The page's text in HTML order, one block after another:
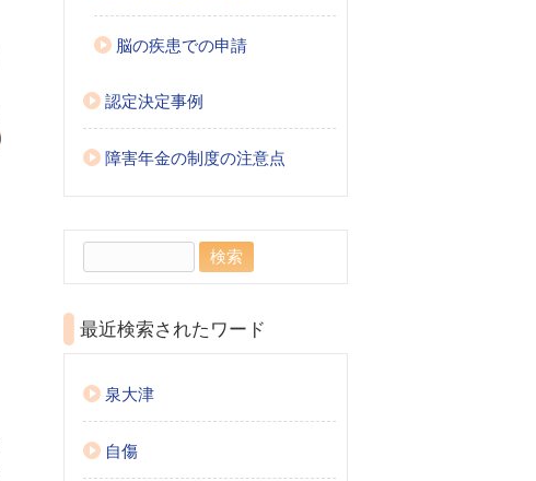
脳の疾患での申請
認定決定事例
障害年金の制度の注意点
最近検索されたワード
泉大津
自傷